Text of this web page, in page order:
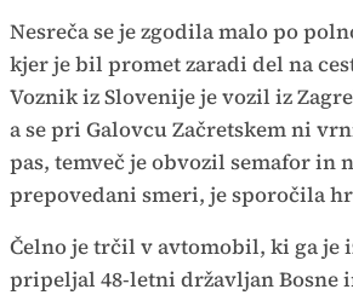
Nesreča se je zgodila malo po
kjer je bil promet zaradi del na
Voznik iz Slovenije je vozil iz
a se pri Galovcu Začretskem ni
pas, temveč je obvozil semafor in
prepovedani smeri, je sporočila
Čelno je trčil v avtomobil, ki ga je
pripeljal 48-letni državljan Bosne